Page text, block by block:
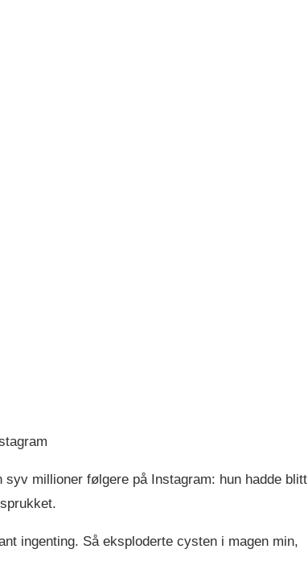
millioner følgere på Instagram: hun hadde blitt
ingenting. Så eksploderte cysten i magen min,